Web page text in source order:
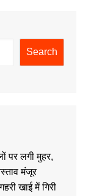
Search
पर लगी मुहर,
मंजूर
खाई में गिरी